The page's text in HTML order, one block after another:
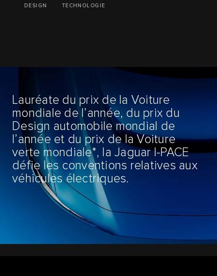
DESIGN TECHNOLOGIE
Lauréate du prix de la Voiture
mondiale de l’année, du prix du
Design automobile mondial de
l’année et du prix de la Voiture
verte mondiale*, la Jaguar I-PACE
défie les conventions relatives aux
véhicules électriques.